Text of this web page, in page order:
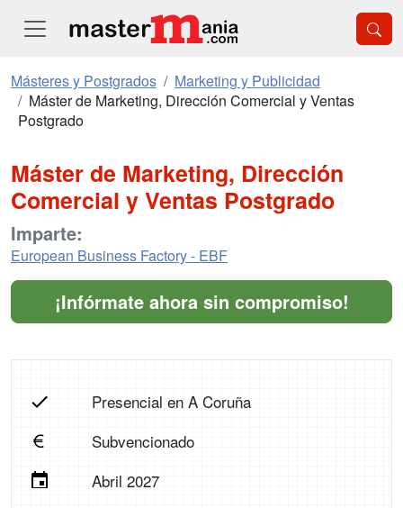
Másteres y Postgrados
Marketing y Publicidad
Máster de Marketing, Dirección Comercial y Ventas
Postgrado
Máster de Marketing, Dirección
Comercial y Ventas Postgrado
Imparte:
European Business Factory - EBF
¡Infórmate ahora sin compromiso!
Presencial en A Coruña
Subvencionado
Abril 2027